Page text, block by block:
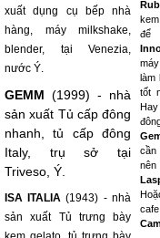
xuất dụng cụ bếp nhà
hàng, máy milkshake,
blender, tại Venezia,
nước Ý.
GEMM (1999) - nhà
sản xuất Tủ cấp đông
nhanh, tủ cấp đông
Italy, trụ sở tại
Triveso, Ý.
ISA ITALIA (1943) - nhà
sản xuất Tủ trưng bày
để
tốt
cần